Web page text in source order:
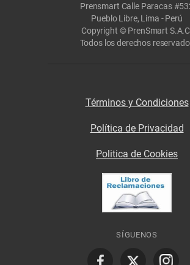
Prensmart Calle Paracas
Pueblo Libre, Lima - Perú
Copyright © PrenSmart
Todos los derechos
Términos y Condiciones
Política de Privacidad
Politica de Cookies
SÍGUENOS